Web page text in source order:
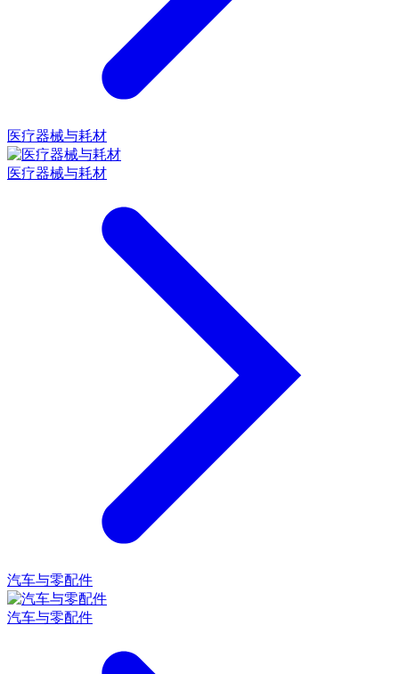
医疗器械与耗材
医疗器械与耗材
汽车与零配件
汽车与零配件